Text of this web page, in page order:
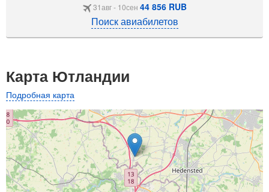
31авг - 10сен 44 856 RUB
Поиск авиабилетов
Карта Ютландии
Подробная карта